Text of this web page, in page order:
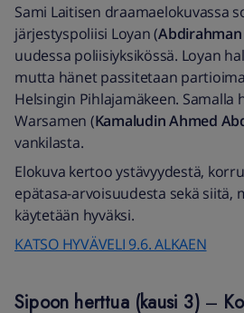
Sami Laitisen draamaelokuvassa
järjestyspoliisi Loyan (Abdirahman
uudessa poliisiyksikössä. Loyan
mutta hänet passitetaan
Helsingin Pihlajamäkeen. Samalla
Warsamen (Kamaludin Ahmed
vankilasta.
Elokuva kertoo ystävyydestä,
epätasa-arvoisuudesta sekä siitä,
käytetään hyväksi.
KATSO HYVÄVELI 9.6. ALKAEN
Sipoon herttua (kausi 3) –